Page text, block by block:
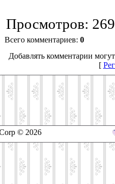
Просмотров:
Всего комментариев: 0
Добавлять комментарии
[
© 2026